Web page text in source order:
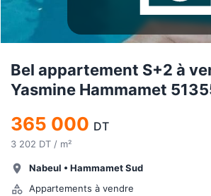
Bel appartement S+2 à
Yasmine Hammamet
365 000 DT
3 202 DT / m²
Nabeul • Hammamet Sud
Appartements à vendre